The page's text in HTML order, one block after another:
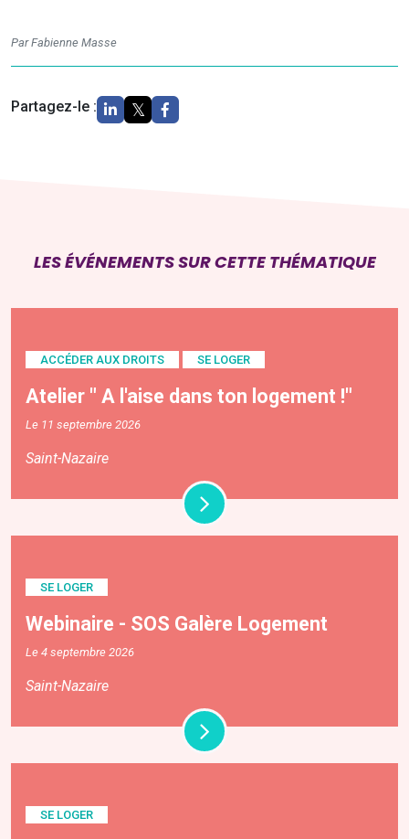
Par Fabienne Masse
Partagez-le :
LES ÉVÉNEMENTS SUR CETTE THÉMATIQUE
ACCÉDER AUX DROITS SE LOGER
Atelier " A l'aise dans ton logement !"
Le 11 septembre 2026
Saint-Nazaire
SE LOGER
Webinaire - SOS Galère Logement
Le 4 septembre 2026
Saint-Nazaire
SE LOGER